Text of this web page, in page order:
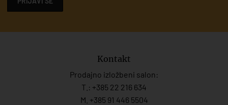
Kontakt
Prodajno izložbeni salon:
T.: +385 22 216 634
M. +385 91 446 5504